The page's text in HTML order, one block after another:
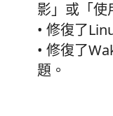
影」或「使
• 修復了
• 修復了
題。